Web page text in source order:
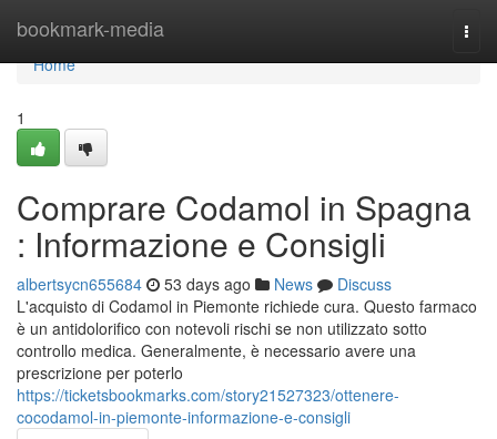
bookmark-media
Home
Home
1
Comprare Codamol in Spagna
: Informazione e Consigli
albertsycn655684 53 days ago News
Discuss
L'acquisto di Codamol in Piemonte richiede cura. Questo farmaco
è un antidolorifico con notevoli rischi se non utilizzato sotto
controllo medica. Generalmente, è necessario avere una
prescrizione per poterlo
https://ticketsbookmarks.com/story21527323/ottenere-
cocodamol-in-piemonte-informazione-e-consigli